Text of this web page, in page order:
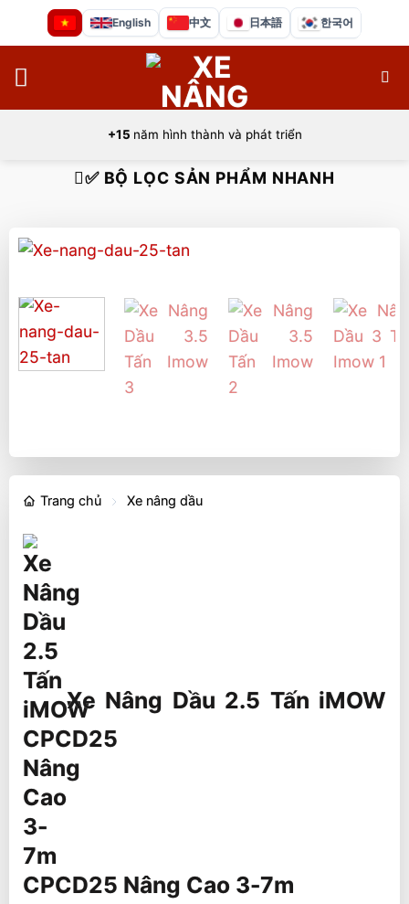
dung
English 中文 日本語 한국어
+15 năm hình thành và phát triển
✅ BỘ LỌC SẢN PHẨM NHANH
Trang chủ Xe nâng dầu
Xe Nâng Dầu 2.5 Tấn iMOW
CPCD25 Nâng Cao 3-7m